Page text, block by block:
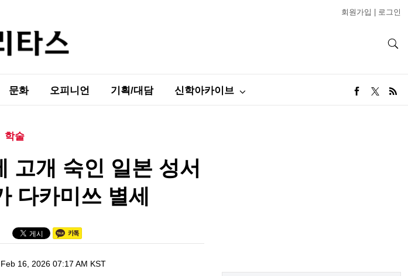
회원가입 로그인
문화 오피니언 기획/대담 신학아카이브
학술
고개 숙인 일본 성서
다카미쓰 별세
16, 2026 07:17 AM KST